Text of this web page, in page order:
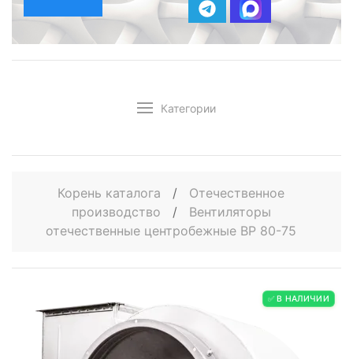
Категории
Корень каталога /
Отечественное
производство
/
Вентиляторы
отечественные центробежные ВР 80-75
✅ В НАЛИЧИИ